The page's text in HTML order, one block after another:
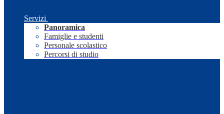
Servizi
Panoramica
Famiglie e studenti
Personale scolastico
Percorsi di studio